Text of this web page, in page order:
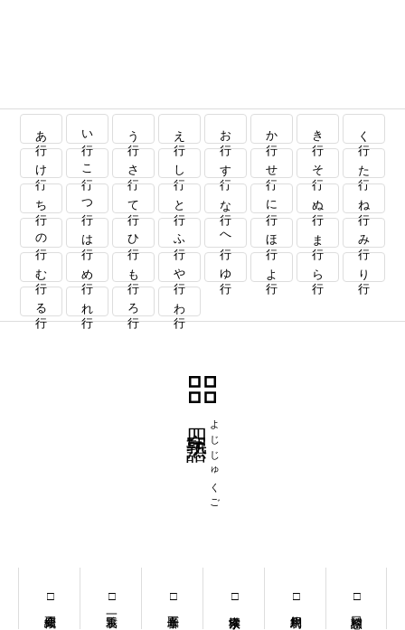
あ行 い行 う行 え行 お行 か行 き行 く行
け行 こ行 さ行 し行 す行 せ行 そ行 た行
ち行 つ行 て行 と行 な行 に行 ぬ行 ね行
の行 は行 ひ行 ふ行 へ行 ほ行 ま行 み行
む行 め行 も行 や行 ゆ行 よ行 ら行 り行
る行 れ行 ろ行 わ行
よじじゅくご